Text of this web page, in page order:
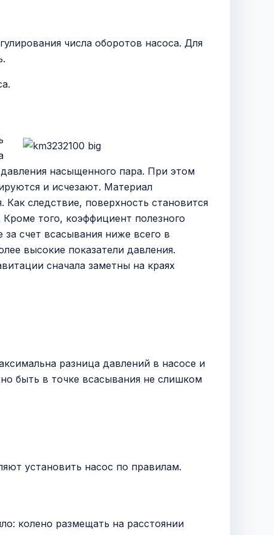
числа оборотов насоса. Для
насыщенного пара. При этом
и исчезают. Материал
Как следствие, поверхность становится
того, коэффициент полезного
счет всасывания ниже всего в
высокие показатели давления.
сначала заметны на краях
разница давлений в насосе и
быть в точке всасывания не слишком
установить насос по правилам.
колено размещать на расстоянии